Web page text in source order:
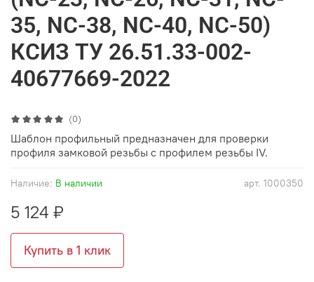
(0)
арт. 1000350
Наличие: В наличии
35, NC-38, NC-40, NC-50)
КСИЗ ТУ 26.51.33-002-
40677669-2022
5 124 ₽
Купить в 1 клик
Шаблон профильный предназначен для проверки
профиля замковой резьбы с профилем резьбы IV.